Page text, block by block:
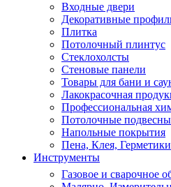
Входные двери
Декоративные
Плитка
Потолочный плинтус
Стеклохолсты
Стеновые панели
Товары для бани и
Лакокрасочная
Профессиональная
Потолочные
Напольные покрытия
Пена, Клея, Герметики
Инструменты
Газовое и сварочное